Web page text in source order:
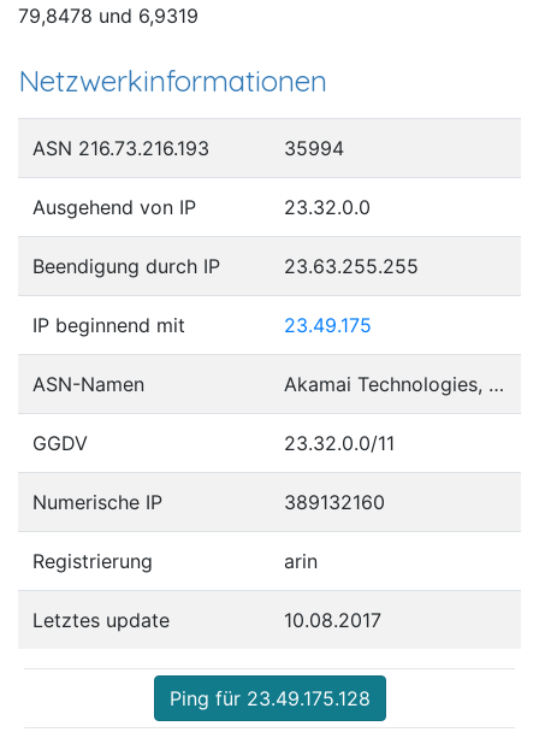
79,8478 und 6,9319
Netzwerkinformationen
ASN 216.73.216.193 35994
Ausgehend von IP 23.32.0.0
Beendigung durch IP 23.63.255.255
IP beginnend mit 23.49.175
ASN-Namen Akamai Technologies, Inc.
GGDV 23.32.0.0/11
Numerische IP 389132160
Registrierung arin
Letztes update 10.08.2017
Ping für 23.49.175.128